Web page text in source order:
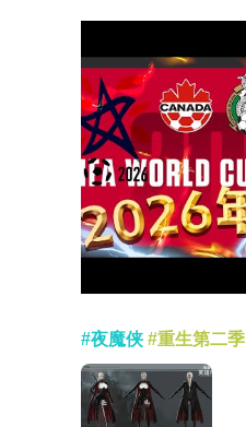
#夜魔侠 #重生第二季